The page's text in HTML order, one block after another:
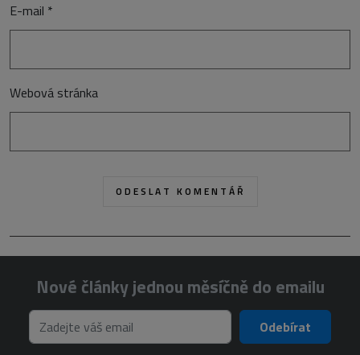
E-mail *
Webová stránka
Nové články jednou měsíčně do emailu
Odebírat